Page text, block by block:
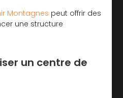
Montagnes peut offrir des
une structure
un centre de